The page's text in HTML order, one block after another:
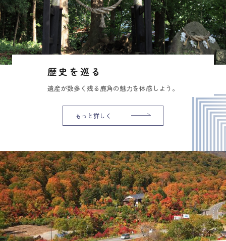
歴史を巡る
遺産が数多く残る鹿角の魅力を体感しよう。
もっと詳しく